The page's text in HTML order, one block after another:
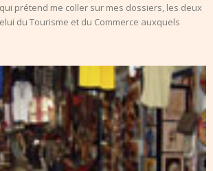
prétend me coller sur mes dossiers, les deux
du Tourisme et du Commerce auxquels